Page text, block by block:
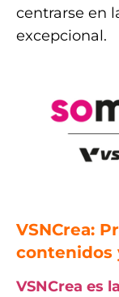
centrarse en
excepcional.
VSNCrea:
contenidos
VSNCrea es